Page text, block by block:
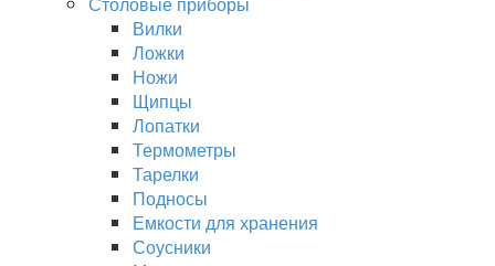
Вилки
Ложки
Ножи
Щипцы
Лопатки
Термометры
Тарелки
Подносы
Емкости для хранения
Соусники